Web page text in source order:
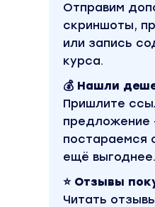
Отправим
скриншоты,
или запись
курса.
💰 Нашли
Пришлите
предложение
постараемся
ещё выгоднее.
⭐ Отзывы
Читать